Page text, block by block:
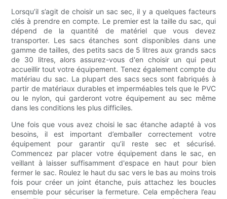
Lorsqu’il s’agit de choisir un sac sec, il y a quelques facteurs
clés à prendre en compte. Le premier est la taille du sac, qui
dépend de la quantité de matériel que vous devez
transporter. Les sacs étanches sont disponibles dans une
gamme de tailles, des petits sacs de 5 litres aux grands sacs
de 30 litres, alors assurez-vous d'en choisir un qui peut
accueillir tout votre équipement. Tenez également compte du
matériau du sac. La plupart des sacs secs sont fabriqués à
partir de matériaux durables et imperméables tels que le PVC
ou le nylon, qui garderont votre équipement au sec même
dans les conditions les plus difficiles.
Une fois que vous avez choisi le sac étanche adapté à vos
besoins, il est important d’emballer correctement votre
équipement pour garantir qu’il reste sec et sécurisé.
Commencez par placer votre équipement dans le sac, en
veillant à laisser suffisamment d'espace en haut pour bien
fermer le sac. Roulez le haut du sac vers le bas au moins trois
fois pour créer un joint étanche, puis attachez les boucles
ensemble pour sécuriser la fermeture. Cela empêchera l’eau